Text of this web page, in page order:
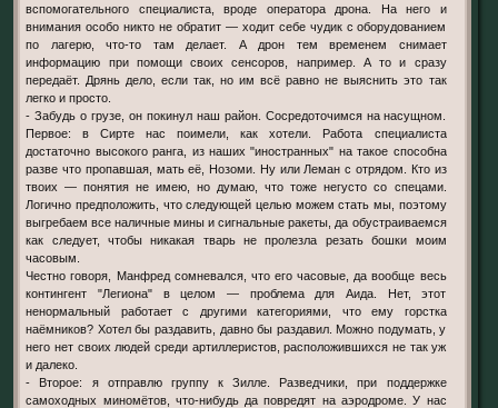
вспомогательного специалиста, вроде оператора дрона. На него и
внимания особо никто не обратит — ходит себе чудик с оборудованием
по лагерю, что-то там делает. А дрон тем временем снимает
информацию при помощи своих сенсоров, например. А то и сразу
передаёт. Дрянь дело, если так, но им всё равно не выяснить это так
легко и просто.
- Забудь о грузе, он покинул наш район. Сосредоточимся на насущном.
Первое: в Сирте нас поимели, как хотели. Работа специалиста
достаточно высокого ранга, из наших "иностранных" на такое способна
разве что пропавшая, мать её, Нозоми. Ну или Леман с отрядом. Кто из
твоих — понятия не имею, но думаю, что тоже негусто со спецами.
Логично предположить, что следующей целью можем стать мы, поэтому
выгребаем все наличные мины и сигнальные ракеты, да обустраиваемся
как следует, чтобы никакая тварь не пролезла резать бошки моим
часовым.
Честно говоря, Манфред сомневался, что его часовые, да вообще весь
контингент "Легиона" в целом — проблема для Аида. Нет, этот
ненормальный работает с другими категориями, что ему горстка
наёмников? Хотел бы раздавить, давно бы раздавил. Можно подумать, у
него нет своих людей среди артиллеристов, расположившихся не так уж
и далеко.
- Второе: я отправлю группу к Зилле. Разведчики, при поддержке
самоходных миномётов, что-нибудь да повредят на аэродроме. У нас